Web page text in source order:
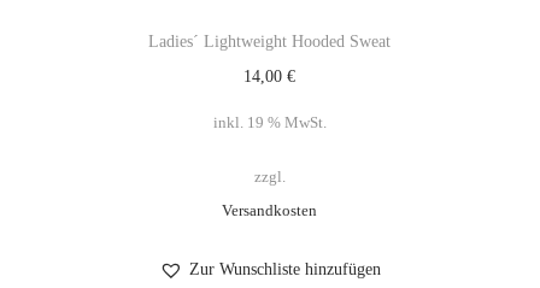
Ladies´ Lightweight Hooded Sweat
14,00€
inkl. 19 % MwSt.
zzgl.
Versandkosten
Zur Wunschliste hinzufügen